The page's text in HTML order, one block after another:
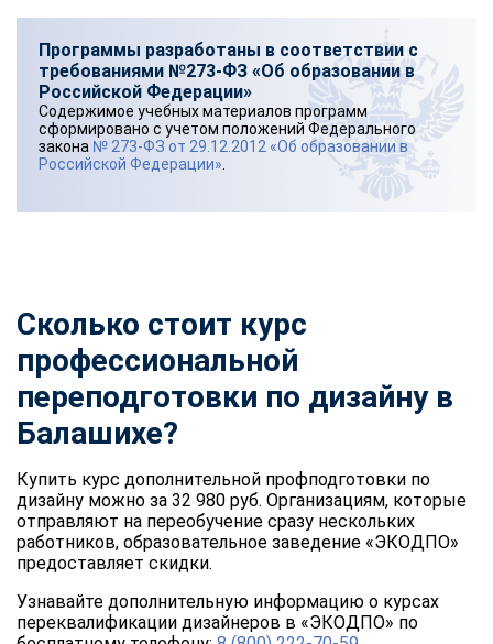
Программы разработаны в соответствии с
требованиями №273-ФЗ «Об образовании в
Российской Федерации»
Содержимое учебных материалов программ
сформировано с учетом положений Федерального
закона № 273-ФЗ от 29.12.2012 «Об образовании в
Российской Федерации»
Сколько стоит курс
профессиональной
переподготовки по дизайну в
Балашихе?
Купить курс дополнительной профподготовки по
дизайну можно за 32 980 руб. Организациям, которые
отправляют на переобучение сразу нескольких
работников, образовательное заведение «ЭКОДПО»
предоставляет скидки.
Узнавайте дополнительную информацию о курсах
переквалификации дизайнеров в «ЭКОДПО» по